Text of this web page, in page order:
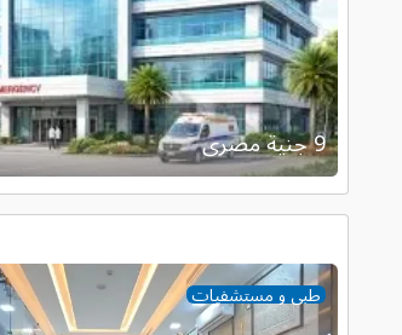
9 جنية مصرى
طبى و مستشفيات